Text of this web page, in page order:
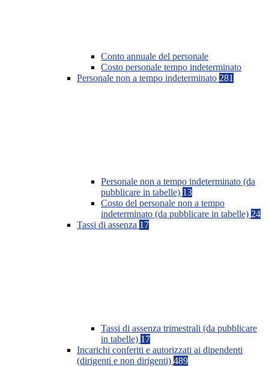
Conto annuale del personale
Costo personale tempo indeterminato
Personale non a tempo indeterminato 281
Personale non a tempo indeterminato (da
pubblicare in tabelle) 13
Costo del personale non a tempo
indeterminato (da pubblicare in tabelle) 24
Tassi di assenza 17
Tassi di assenza trimestrali (da pubblicare
in tabelle) 17
Incarichi conferiti e autorizzati ai dipendenti
(dirigenti e non dirigenti) 489